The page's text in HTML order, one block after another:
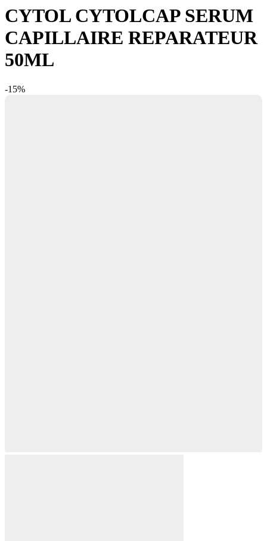
CYTOL CYTOLCAP SERUM
CAPILLAIRE REPARATEUR
50ML
-15%